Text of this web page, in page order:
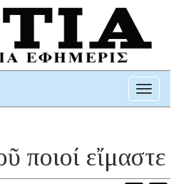
Toggle
ποιοί εἴμαστε